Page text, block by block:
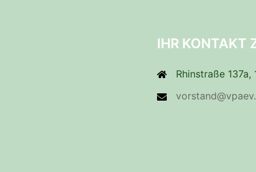
IHR KONTAKT
Rhinstraße 137a,